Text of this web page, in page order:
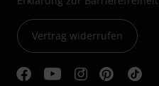
Vertrag widerrufen